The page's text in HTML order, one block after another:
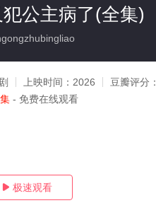
公主病了(全集)
上映时间： 2026 豆瓣评分：
- 免费在线观看
 极速观看